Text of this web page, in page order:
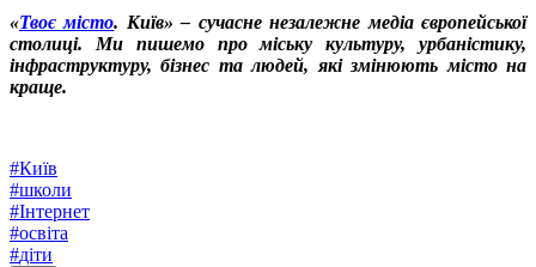
«Твоє місто. Київ» – сучасне незалежне медіа європейської
столиці. Ми пишемо про міську культуру, урбаністику,
інфраструктуру, бізнес та людей, які змінюють місто на
краще.
#Київ
#школи
#Інтернет
#освіта
#діти